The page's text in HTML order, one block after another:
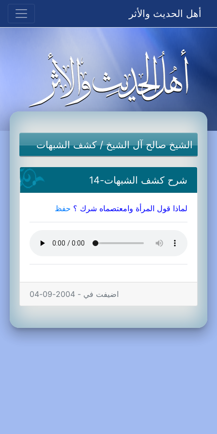
أهل الحديث والأثر
الشيخ صالح آل الشيخ/كشف الشبهات
شرح كشف الشبهات-14
لماذا قول المرأة وامعتصماه شرك ؟ حفظ
اضيفت في - 2004-09-04